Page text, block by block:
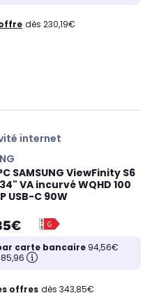
dès 230,19€
internet
SAMSUNG ViewFinity S6
VA incurvé WQHD 100
USB-C 90W
carte bancaire 94,56€
offres dès 343,85€